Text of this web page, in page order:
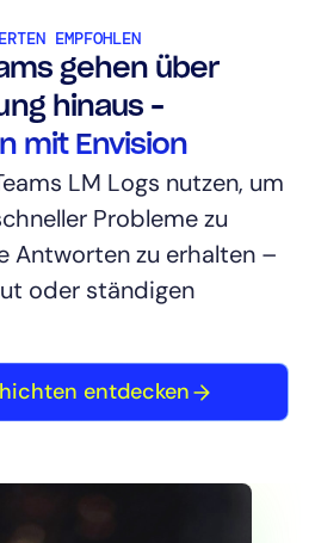
EMPFOHLEN
gehen über
hinaus –
mit Envision
LM Logs nutzen, um
Probleme zu
Antworten zu erhalten –
oder ständigen
entdecken